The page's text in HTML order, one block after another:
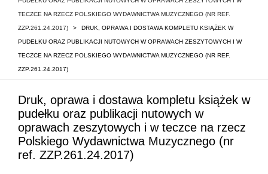
TECZCE NA RZECZ POLSKIEGO WYDAWNICTWA MUZYCZNEGO (NR REF.
ZZP.261.24.2017) > DRUK, OPRAWA I DOSTAWA KOMPLETU KSIĄŻEK W
PUDEŁKU ORAZ PUBLIKACJI NUTOWYCH W OPRAWACH ZESZYTOWYCH I W
TECZCE NA RZECZ POLSKIEGO WYDAWNICTWA MUZYCZNEGO (NR REF.
ZZP.261.24.2017)
Druk, oprawa i dostawa kompletu książek w
pudełku oraz publikacji nutowych w
oprawach zeszytowych i w teczce na rzecz
Polskiego Wydawnictwa Muzycznego (nr
ref. ZZP.261.24.2017)